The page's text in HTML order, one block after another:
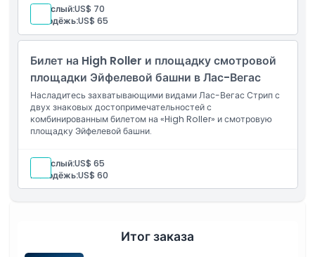
Как добраться туда
Как воспользоваться
Политика отмены
Взрослый:US$ 70
Молодёжь:US$ 65
Билет на High Roller и площадку смотровой
площадки Эйфелевой башни в Лас-Вегас
Насладитесь захватывающими видами Лас-Вегас Стрип с
двух знаковых достопримечательностей с
комбинированным билетом на «High Roller» и смотровую
площадку Эйфелевой башни.
Взрослый:US$ 65
Молодёжь:US$ 60
Итог заказа